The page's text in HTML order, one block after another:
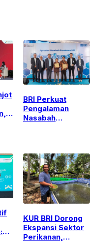
BRI Perkuat
Pengalaman
Nasabah
Pemberdayaan
UMKM di
Denpasar
KUR BRI Dorong
Ekspansi Sektor
Perikanan,